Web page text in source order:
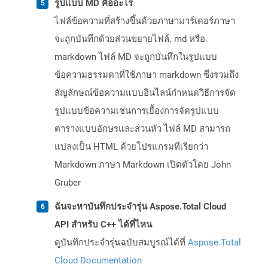
รูปแบบ MD คืออะไร
ไฟล์ข้อความที่สร้างขึ้นด้วยภาษามาร์เดอร์ภาษา
จะถูกบันทึกด้วยส่วนขยายไฟล์. md หรือ.
markdown ไฟล์ MD จะถูกบันทึกในรูปแบบ
ข้อความธรรมดาที่ใช้ภาษา markdown ซึ่งรวมถึง
สัญลักษณ์ข้อความแบบอินไลน์กำหนดวิธีการจัด
รูปแบบข้อความเช่นการเยื้องการจัดรูปแบบ
ตารางแบบอักษรและส่วนหัว ไฟล์ MD สามารถ
แปลงเป็น HTML ด้วยโปรแกรมที่เรียกว่า
Markdown ภาษา Markdown เปิดตัวโดย John
Gruber
ฉันจะหาบันทึกประจำรุ่น Aspose.Total Cloud
API สำหรับ C++ ได้ที่ไหน
ดูบันทึกประจำรุ่นฉบับสมบูรณ์ได้ที่ Aspose.Total
Cloud Documentation